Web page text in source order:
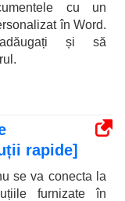
cu un
în Word.
și să
rapide]
se va conecta la
furnizate în